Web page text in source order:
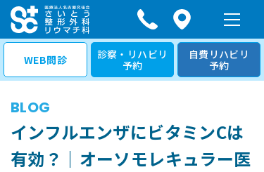
コ
ン
テ
WEB問診
診察・リハビリ
予約
自費リハビリ
予約
BLOG
インフルエンザにビタミンCは
有効？｜オーソモレキュラー医